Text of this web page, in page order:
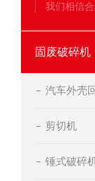
我们相信
固废破碎机
汽车外壳
剪切机
锤式破碎